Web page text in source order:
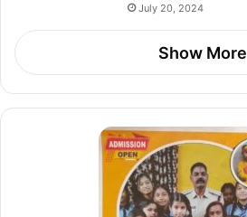
July 20, 2024
Show More